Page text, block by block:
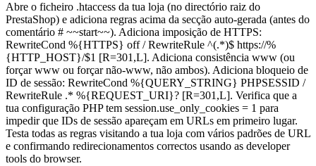
Abre o ficheiro .htaccess da tua loja (no directório raiz do
PrestaShop) e adiciona regras acima da secção auto-gerada (antes do
comentário # ~~start~~). Adiciona imposição de HTTPS:
RewriteCond %{HTTPS} off / RewriteRule ^(.*)$ https://%
{HTTP_HOST}/$1 [R=301,L]. Adiciona consistência www (ou
forçar www ou forçar não-www, não ambos). Adiciona bloqueio de
ID de sessão: RewriteCond %{QUERY_STRING} PHPSESSID /
RewriteRule .* %{REQUEST_URI}? [R=301,L]. Verifica que a
tua configuração PHP tem session.use_only_cookies = 1 para
impedir que IDs de sessão apareçam em URLs em primeiro lugar.
Testa todas as regras visitando a tua loja com vários padrões de URL
e confirmando redirecionamentos correctos usando as developer
tools do browser.